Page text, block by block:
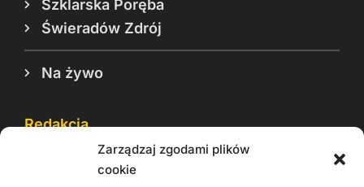
Zarządzaj zgodami plików
cookie
Szklarska Poręba
Świeradów Zdrój
Na żywo
Redakcja
Reklama